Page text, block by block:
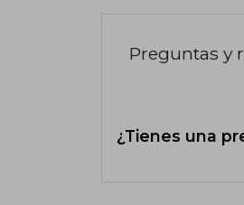
Preguntas y
¿Tienes una